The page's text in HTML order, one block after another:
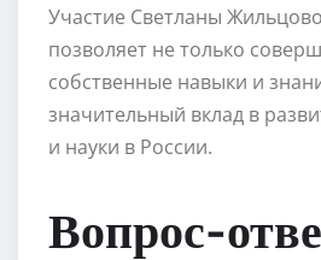
Участие Светланы
позволяет не только
собственные навыки и
значительный вклад в
и науки в России.
Вопрос-